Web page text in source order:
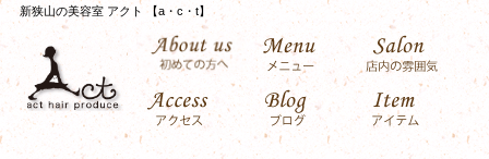
新狭山の美容室 アクト 【a・c・t】